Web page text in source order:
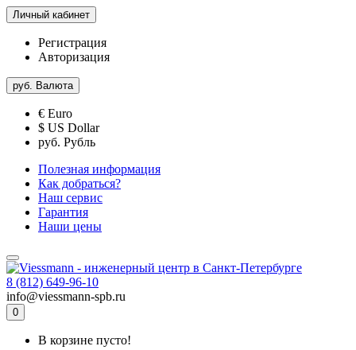
Личный кабинет
Регистрация
Авторизация
руб. Валюта
€ Euro
$ US Dollar
руб. Рубль
Полезная информация
Как добраться?
Наш сервис
Гарантия
Наши цены
8 (812) 649-96-10
info@viessmann-spb.ru
0
В корзине пусто!